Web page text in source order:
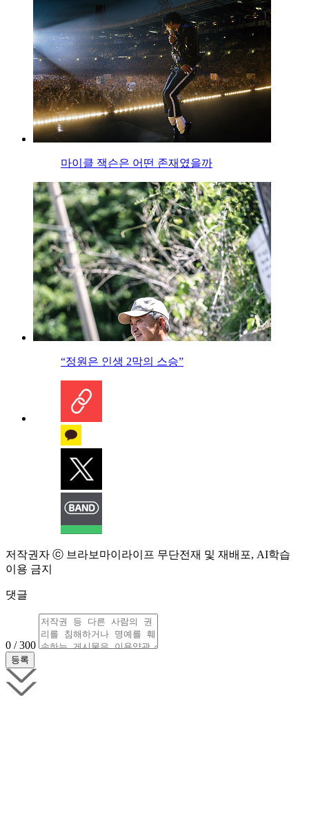
마이클 잭슨은 어떤 존재였을까
“정원은 인생 2막의 스승”
저작권자 ⓒ 브라보마이라이프 무단전재 및 재배포, AI학습
이용 금지
댓글
0 / 300